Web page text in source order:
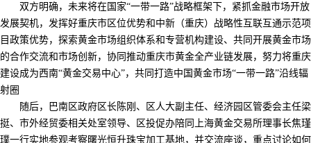
双方明确，未来将在国家“一带一路”战略框架下，紧抓金融市场开放
发展契机，发挥好重庆市区位优势和中新（重庆）战略性互联互通示范项
目政策优势，探索黄金市场组织体系和专营机构建设、共同开展黄金市场
的合作交流和市场创新，协同推动重庆市黄金全产业链发展，努力将重庆
建设成为西南“黄金交易中心”，共同打造中国黄金市场“一带一路”沿线辐
射圈
随后，巴南区政府区长陈刚、区人大副主任、经济园区管委会主任梁
挺、市外经贸委相关处室领导、区投促办陪同上海黄金交易所理事长焦瑾
璞一行实地参观考察曙光恒升珠宝加工基地，并交流座谈，重点讨论如何